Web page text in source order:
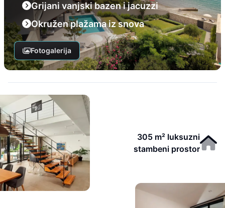
Grijani vanjski bazen i jacuzzi
Okružen plažama iz snova
Fotogalerija
305 m² luksuzni
stambeni prostor